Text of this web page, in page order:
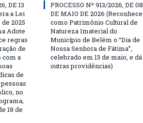
DE 13
a Lei
de 2025
Adote
regras
de
com a
de
no
18 de
PROCESSO Nº 913/2026, DE 08
DE MAIO DE 2026 (Reconhece
como Patrimônio Cultural de
Natureza Imaterial do
Município de Belém o “Dia de
Nossa Senhora de Fátima”,
celebrado em 13 de maio, e dá
outras providências)